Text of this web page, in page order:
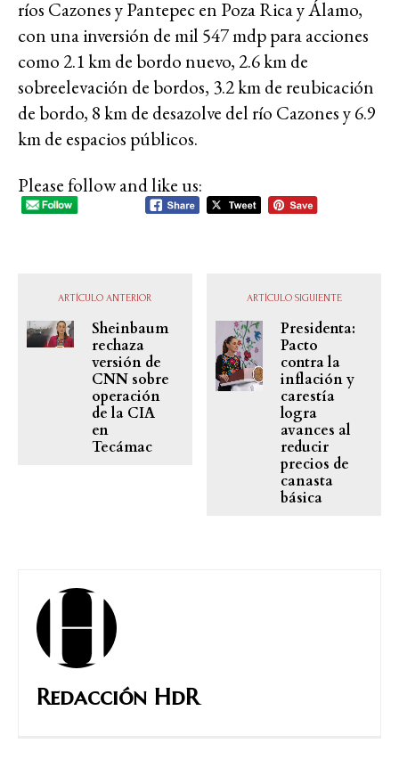
ríos Cazones y Pantepec en Poza Rica y Álamo,
con una inversión de mil 547 mdp para acciones
como 2.1 km de bordo nuevo, 2.6 km de
sobreelevación de bordos, 3.2 km de reubicación
de bordo, 8 km de desazolve del río Cazones y 6.9
km de espacios públicos.
Please follow and like us:
ARTÍCULO ANTERIOR
Sheinbaum
rechaza
versión de
CNN sobre
operación
de la CIA
en
Tecámac
ARTÍCULO SIGUIENTE
Presidenta:
Pacto
contra la
inflación y
carestía
logra
avances al
reducir
precios de
canasta
básica
Redacción HdR